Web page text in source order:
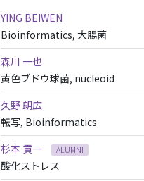
YING BEIWEN
Bioinformatics, 大腸菌
森川 一也
黄色ブドウ球菌, nucleoid
久野 朗広
転写, Bioinformatics
杉本 貢一
ALUMNI
酸化ストレス